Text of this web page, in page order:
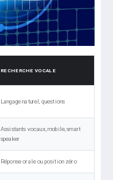
RECHERCHE VOCALE
Langage naturel, questions
Assistants vocaux, mobile, smart
speaker
Réponse orale ou position zéro